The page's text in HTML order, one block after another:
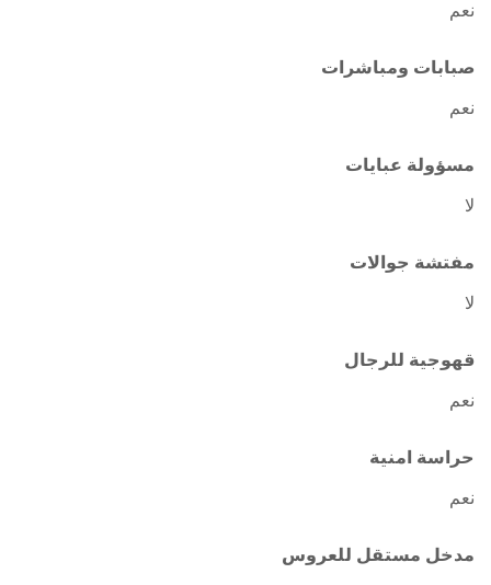
نعم
صبابات ومباشرات
نعم
مسؤولة عبايات
لا
مفتشة جوالات
لا
قهوجية للرجال
نعم
حراسة امنية
نعم
مدخل مستقل للعروس